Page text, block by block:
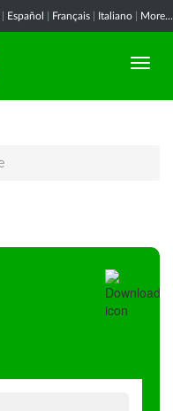
Español Français Italiano More...